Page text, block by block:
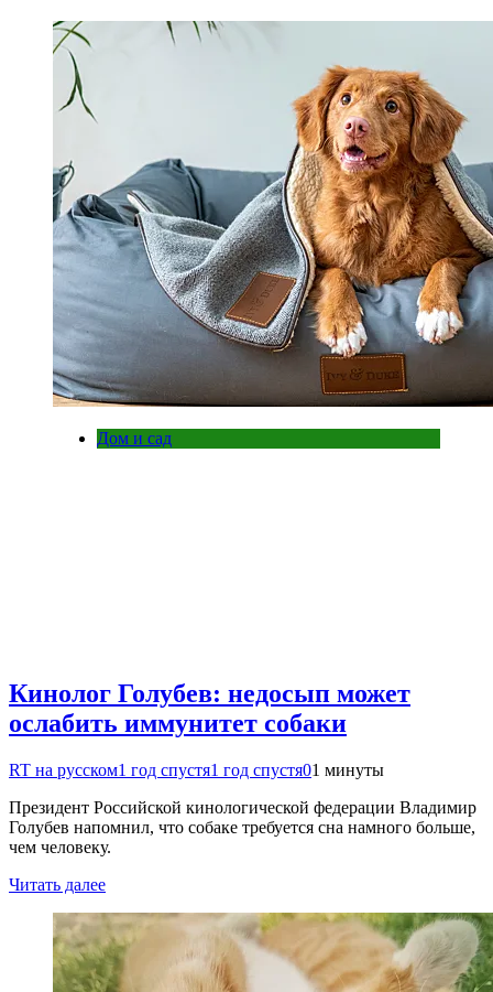
Дом и сад
Кинолог Голубев: недосып может
ослабить иммунитет собаки
RT на русском1 год спустя1 год спустя01 минуты
Президент Российской кинологической федерации Владимир
Голубев напомнил, что собаке требуется сна намного больше,
чем человеку.
Читать далее